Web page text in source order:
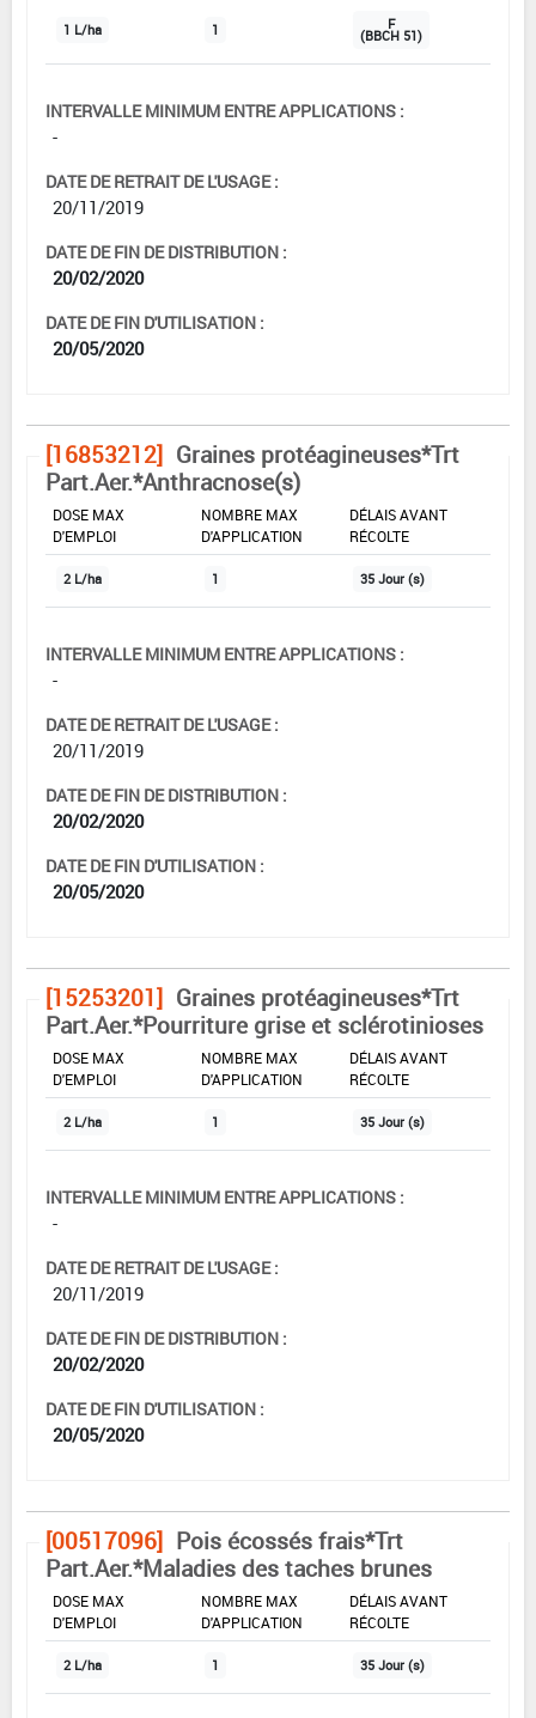
1 L/ha 1 F
(BBCH 51)
INTERVALLE MINIMUM ENTRE APPLICATIONS :
-
DATE DE RETRAIT DE L'USAGE :
20/11/2019
DATE DE FIN DE DISTRIBUTION :
20/02/2020
DATE DE FIN D'UTILISATION :
20/05/2020
[16853212] Graines protéagineuses*Trt
Part.Aer.*Anthracnose(s)
DOSE MAX
D'EMPLOI
NOMBRE MAX
D'APPLICATION
DÉLAIS AVANT
RÉCOLTE
2 L/ha 1 35 Jour (s)
INTERVALLE MINIMUM ENTRE APPLICATIONS :
-
DATE DE RETRAIT DE L'USAGE :
20/11/2019
DATE DE FIN DE DISTRIBUTION :
20/02/2020
DATE DE FIN D'UTILISATION :
20/05/2020
[15253201] Graines protéagineuses*Trt
Part.Aer.*Pourriture grise et sclérotinioses
DOSE MAX
D'EMPLOI
NOMBRE MAX
D'APPLICATION
DÉLAIS AVANT
RÉCOLTE
2 L/ha 1 35 Jour (s)
INTERVALLE MINIMUM ENTRE APPLICATIONS :
-
DATE DE RETRAIT DE L'USAGE :
20/11/2019
DATE DE FIN DE DISTRIBUTION :
20/02/2020
DATE DE FIN D'UTILISATION :
20/05/2020
[00517096] Pois écossés frais*Trt
Part.Aer.*Maladies des taches brunes
DOSE MAX
D'EMPLOI
NOMBRE MAX
D'APPLICATION
DÉLAIS AVANT
RÉCOLTE
2 L/ha 1 35 Jour (s)